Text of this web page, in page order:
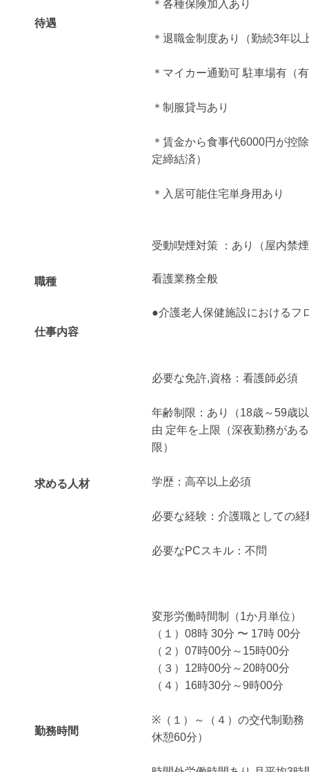
待遇
＊各種保険加入あり
＊退職金制度あり（勤続3年以
＊マイカー通勤可 駐車場有（
＊制服貸与あり
＊賃金から食事代6000円が控
定締結済）
＊入居可能住宅単身用あり
受動喫煙対策 ：あり（屋内禁
職種 看護業務全般
仕事内容
●介護老人保健施設におけるフ
求める人材
必要な免許,資格：看護師必須
年齢制限：あり（18歳～59歳
由 定年を上限（深夜勤務があ
限）
学歴：高卒以上必須
必要な経験：介護職としての経
必要なPCスキル：不問
勤務時間
変形労働時間制（1か月単位）
（１）08時 30分 〜 17時 00分
（２）07時00分～15時00分
（３）12時00分～20時00分
（４）16時30分～9時00分
※（１）～（４）の交代制勤務
休憩60分）